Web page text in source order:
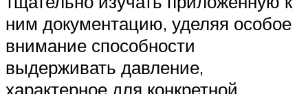
ним документацию, уделяя особое
внимание способности
выдерживать давление,
характерное для конкретной